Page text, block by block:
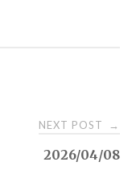
NEXT POST →
2026/04/08